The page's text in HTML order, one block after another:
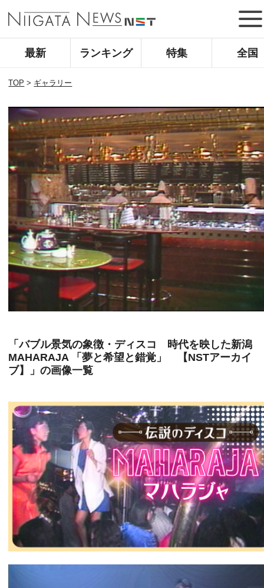
最新 ランキング 特集 全国
TOP > ギャラリー
「バブル景気の象徴・ディスコ 時代を映した新潟
MAHARAJA 「夢と希望と錯覚」 【NSTアーカイ
ブ】」の画像一覧